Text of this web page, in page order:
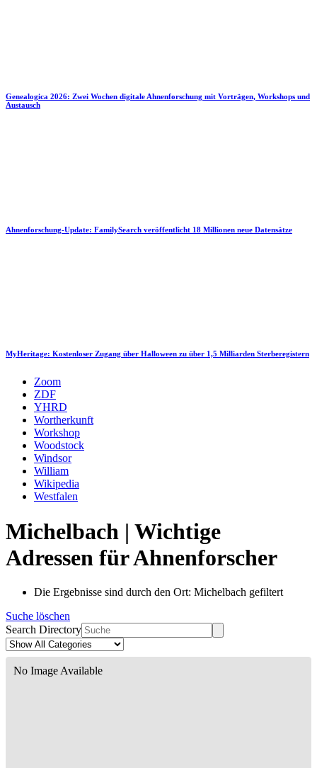
Genealogica 2026: Zwei Wochen digitale Ahnenforschung mit Vorträgen, Workshops und
Austausch
Ahnenforschung-Update: FamilySearch veröffentlicht 18 Millionen neue Datensätze
MyHeritage: Kostenloser Zugang über Halloween zu über 1,5 Milliarden Sterberegistern
Zoom
ZDF
YHRD
Wortherkunft
Workshop
Woodstock
Windsor
William
Wikipedia
Westfalen
Michelbach | Wichtige
Adressen für Ahnenforscher
Die Ergebnisse sind durch den Ort: Michelbach gefiltert
Suche löschen
Search Directory
No Image Available